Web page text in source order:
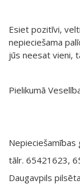
Esiet pozitīvi,
nepieciešama
jūs neesat vieni,
Pielikumā
Nepieciešamības
tālr. 65421623,
Daugavpils